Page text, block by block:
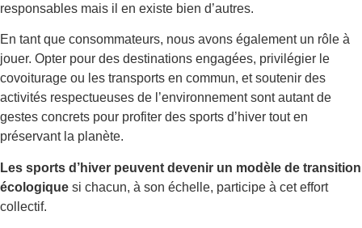
responsables mais il en existe bien d’autres.
En tant que consommateurs, nous avons également un rôle à
jouer. Opter pour des destinations engagées, privilégier le
covoiturage ou les transports en commun, et soutenir des
activités respectueuses de l’environnement sont autant de
gestes concrets pour profiter des sports d’hiver tout en
préservant la planète.
Les sports d’hiver peuvent devenir un modèle de transition
écologique si chacun, à son échelle, participe à cet effort
collectif.